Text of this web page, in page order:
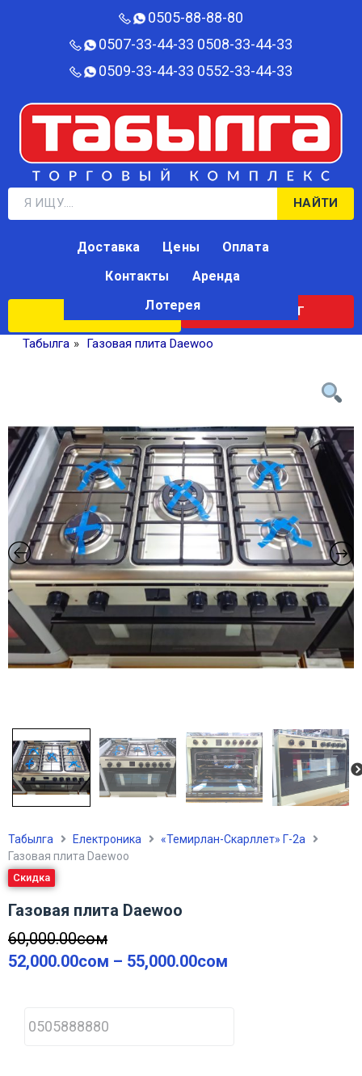
0505-88-88-80‬
0507-33-44-33 0508-33-44-33
0509-33-44-33 0552-33-44-33
НАЙТИ
КАТАЛОГ
Доставка Цены
Оплата
Контакты
Аренда
Лотерея
Табылга » Газовая плита Daewoo
Табылга Електроника
«Темирлан-Скарллет» Г-2а
Газовая плита Daewoo
Скидка
Газовая плита Daewoo
60,000.00сом
52,000.00сом – 55,000.00сом
h
o